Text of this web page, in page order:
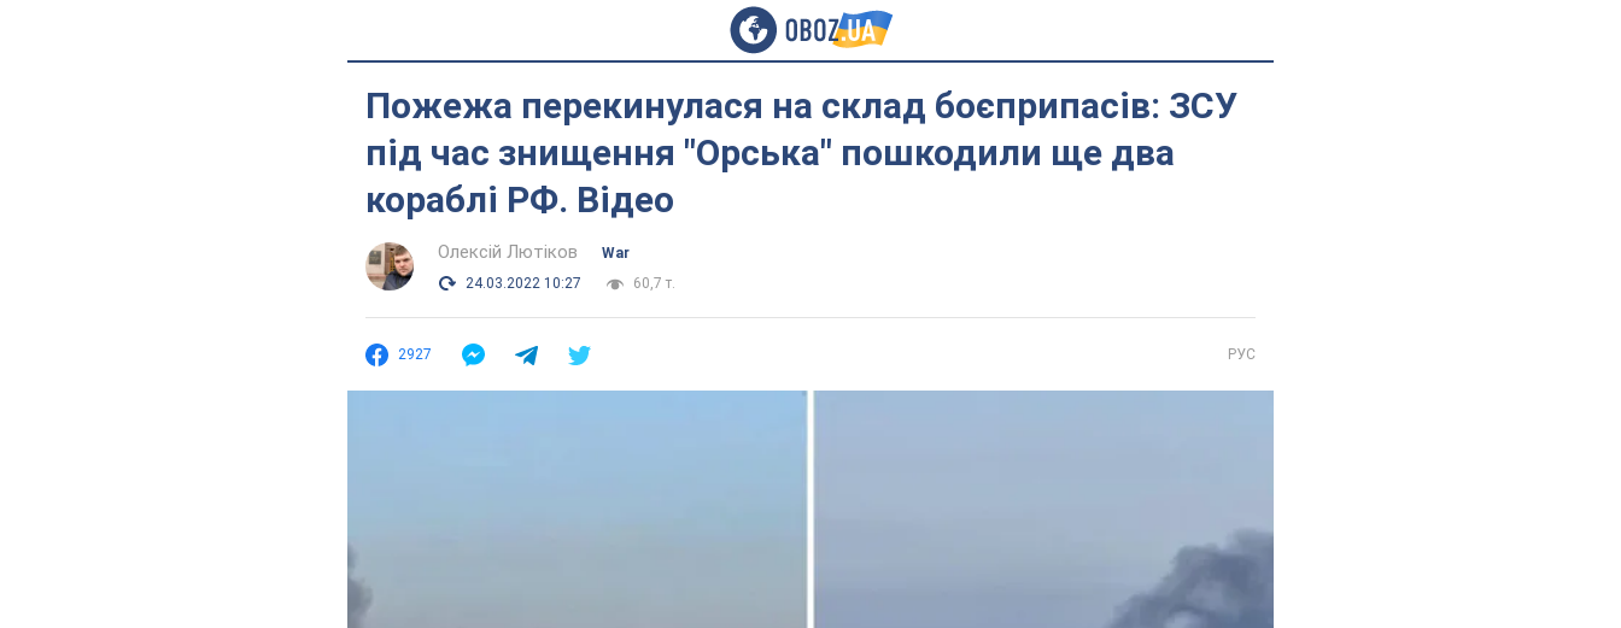
Пожежа перекинулася на склад боєприпасів: ЗСУ
під час знищення "Орська" пошкодили ще два
кораблі РФ. Відео
Олексій Лютіков
War
24.03.2022 10:27
60,7 т.
2927 РУС